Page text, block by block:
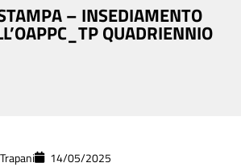
– INSEDIAMENTO
QUADRIENNIO
14/05/2025